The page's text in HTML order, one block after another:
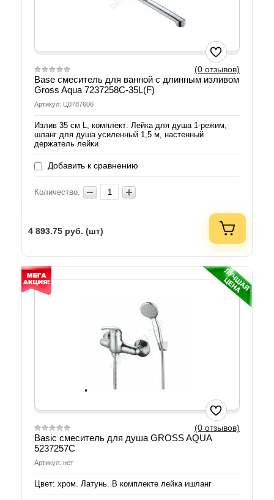
(0 отзывов)
Base смеситель для ванной с длинным изливом
Gross Aqua 7237258C-35L(F)
Артикул: Ц0787606
Излив 35 см L, комплект: Лейка для душа 1-режим,
шланг для душа усиленный 1,5 м, настенный
держатель лейки
Добавить к сравнению
Количество:
4 893.75 руб. (шт)
(0 отзывов)
Basic cмеситель для душа GROSS AQUA
5237257С
Артикул: нет
Цвет: хром. Латунь. В комплекте лейка ишланг